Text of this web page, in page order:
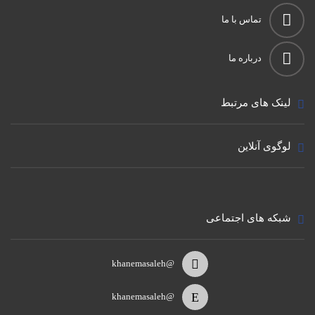
تماس با ما
درباره ما
لینک های مرتبط
لوگوی آنلاین
شبکه های اجتماعی
@khanemasaleh
@khanemasaleh